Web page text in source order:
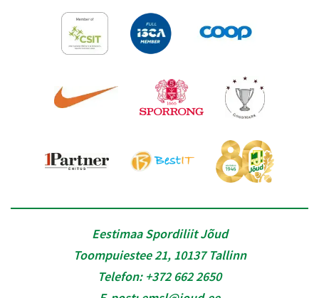
Eestimaa Spordiliit Jõud
Toompuiestee 21, 10137 Tallinn
Telefon: +372 662 2650